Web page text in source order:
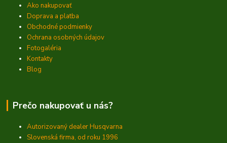
Ako nakupovať
Doprava a platba
Obchodné podmienky
Ochrana osobných údajov
Fotogaléria
Kontakty
Blog
Prečo nakupovať u nás?
Autorizovaný dealer Husqvarna
Slovenská firma, od roku 1996